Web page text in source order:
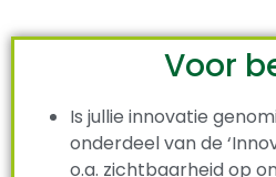
Voor
Is jullie innovatie
onderdeel van de
o.a. zichtbaarheid op